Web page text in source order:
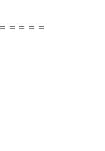
＝＝＝＝